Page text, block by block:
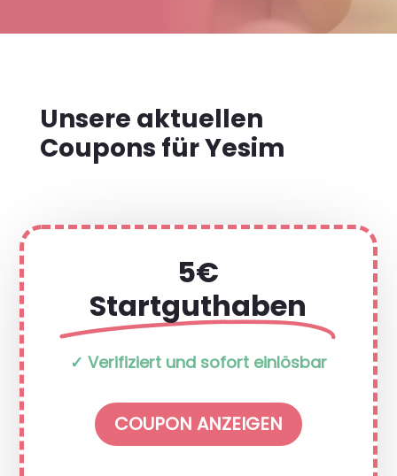
Unsere aktuellen
Coupons für Yesim
5€
Startguthaben
✓ Verifiziert und sofort einlösbar
COUPON ANZEIGEN